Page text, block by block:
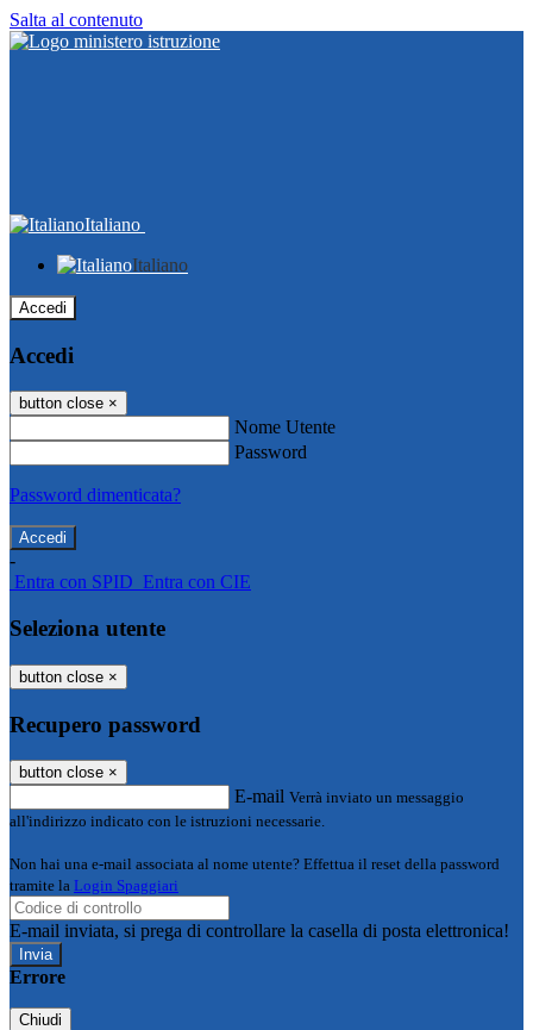
Salta al contenuto
Italiano
Italiano
Accedi
Accedi
button close ×
Nome Utente
Password
Password dimenticata?
-
Entra con SPID Entra con CIE
Seleziona utente
button close ×
Recupero password
button close ×
E-mail Verrà inviato un messaggio
all'indirizzo indicato con le istruzioni necessarie.
Non hai una e-mail associata al nome utente? Effettua il reset della password
tramite la Login Spaggiari
E-mail inviata, si prega di controllare la casella di posta elettronica!
Errore
Chiudi